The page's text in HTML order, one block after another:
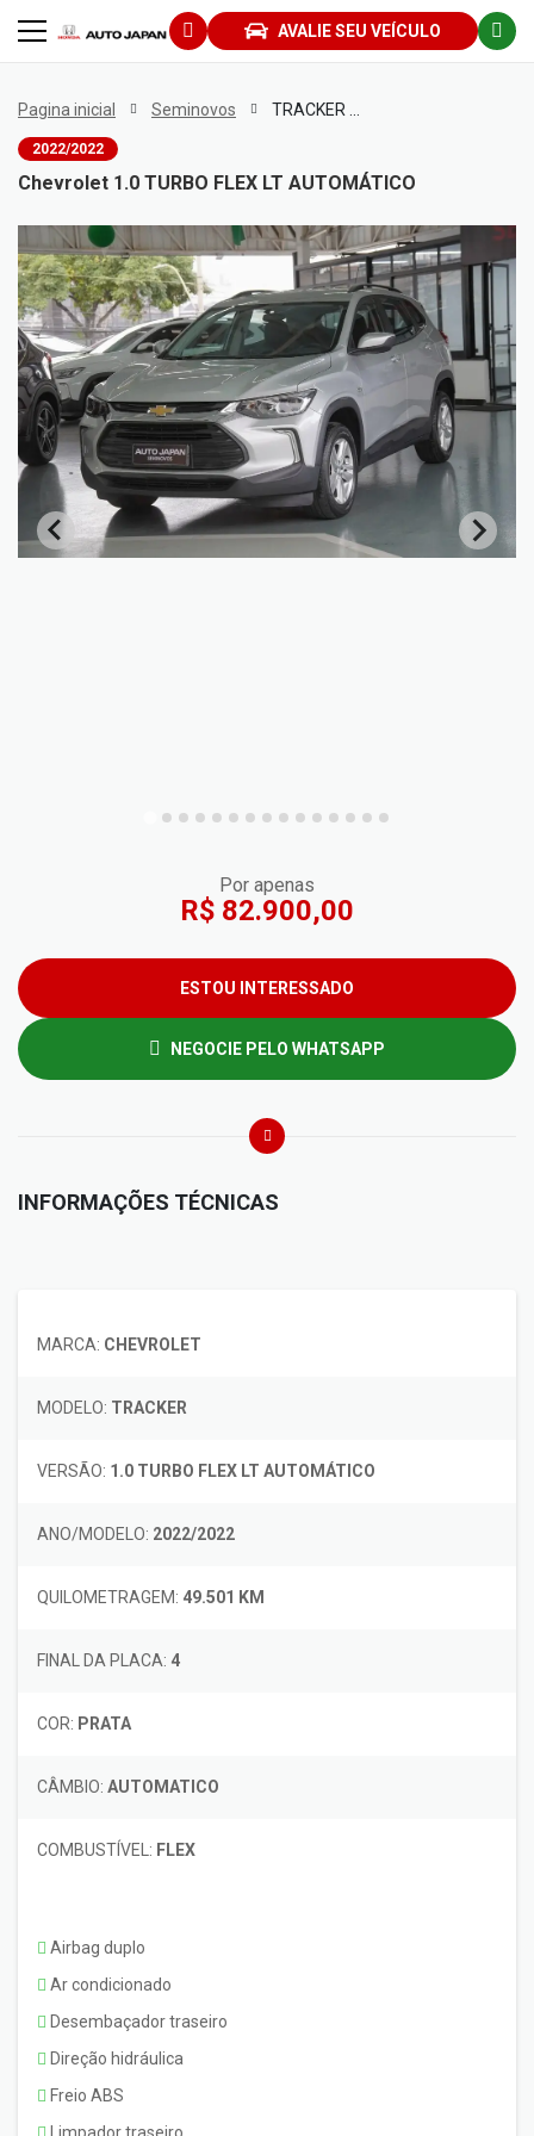
AVALIE SEU VEÍCULO
Pagina inicial Seminovos
2022/2022
Chevrolet 1.0 TURBO FLEX LT AUTOMÁTICO
Por apenas
R$ 82.900,00
ESTOU INTERESSADO
NEGOCIE PELO WHATSAPP
INFORMAÇÕES TÉCNICAS
MARCA: CHEVROLET
MODELO: TRACKER
VERSÃO: 1.0 TURBO FLEX LT AUTOMÁTICO
ANO/MODELO: 2022/2022
QUILOMETRAGEM: 49.501 KM
FINAL DA PLACA: 4
COR: PRATA
CÂMBIO: AUTOMATICO
COMBUSTÍVEL: FLEX
Airbag duplo
Ar condicionado
Desembaçador traseiro
Direção hidráulica
Freio ABS